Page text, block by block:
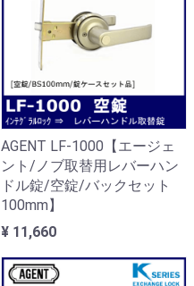
AGENT LF-1000【エージェ
ント/ノブ取替用レバーハン
ドル錠/空錠/バックセット
100mm】
¥ 11,660